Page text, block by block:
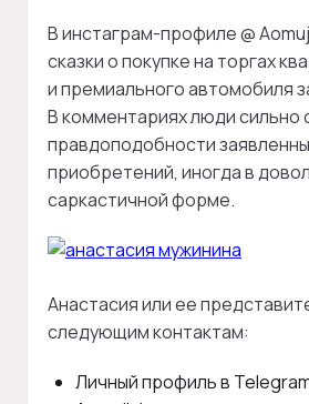
В инстаграм-профиле @
сказки о покупке на торгах
и премиального автомобиля
В комментариях люди сильно
правдоподобности
приобретений, иногда в
саркастичной форме.
Анастасия или ее
следующим контактам:
Личный профиль в Telegram